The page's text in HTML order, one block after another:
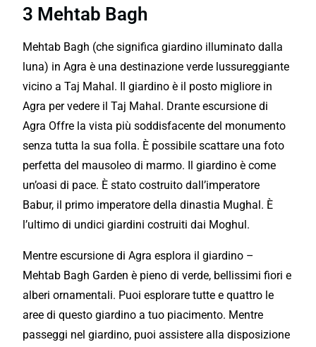
3 Mehtab Bagh
Mehtab Bagh (che significa giardino illuminato dalla
luna) in Agra è una destinazione verde lussureggiante
vicino a Taj Mahal. Il giardino è il posto migliore in
Agra per vedere il Taj Mahal. Drante escursione di
Agra Offre la vista più soddisfacente del monumento
senza tutta la sua folla. È possibile scattare una foto
perfetta del mausoleo di marmo. Il giardino è come
un’oasi di pace. È stato costruito dall’imperatore
Babur, il primo imperatore della dinastia Mughal. È
l’ultimo di undici giardini costruiti dai Moghul.
Mentre escursione di Agra esplora il giardino –
Mehtab Bagh Garden è pieno di verde, bellissimi fiori e
alberi ornamentali. Puoi esplorare tutte e quattro le
aree di questo giardino a tuo piacimento. Mentre
passeggi nel giardino, puoi assistere alla disposizione